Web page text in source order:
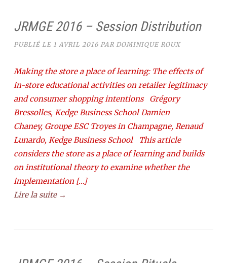
JRMGE 2016 – Session Distribution
PUBLIÉ LE 1 AVRIL 2016 PAR DOMINIQUE ROUX
Making the store a place of learning: The effects of
in-store educational activities on retailer legitimacy
and consumer shopping intentions Grégory
Bressolles, Kedge Business School Damien
Chaney, Groupe ESC Troyes in Champagne, Renaud
Lunardo, Kedge Business School This article
considers the store as a place of learning and builds
on institutional theory to examine whether the
implementation […]
Lire la suite →